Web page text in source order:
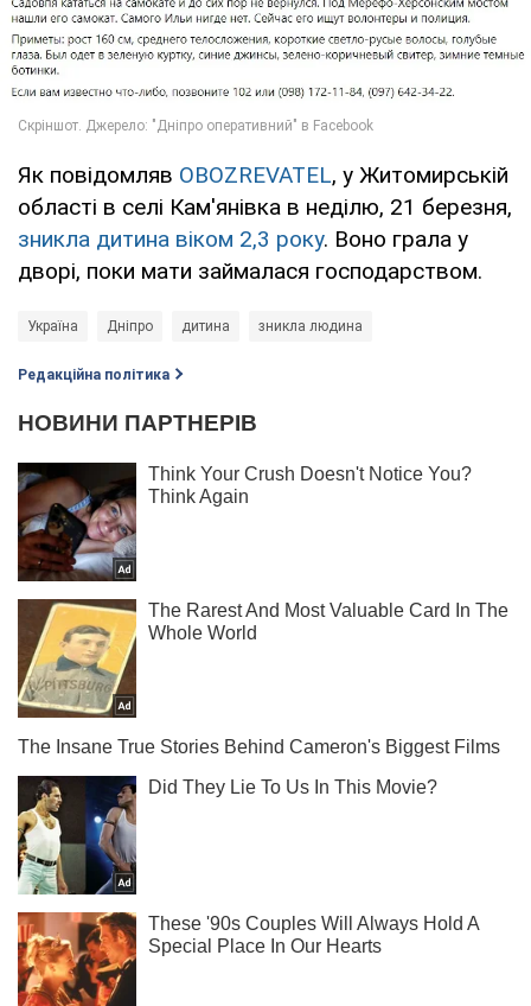
Як повідомляв OBOZREVATEL, у Житомирській
області в селі Кам'янівка в неділю, 21 березня,
зникла дитина віком 2,3 року. Воно грала у
дворі, поки мати займалася господарством.
Україна Дніпро дитина зникла людина
Редакційна політика